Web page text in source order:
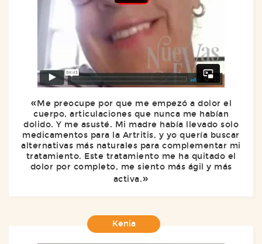
Me preocupe por que me empezó a dolor el
cuerpo, articulaciones que nunca me habían
dolido. Y me asusté. Mi madre había llevado solo
medicamentos para la Artritis, y yo quería buscar
alternativas más naturales para complementar mi
tratamiento. Este tratamiento me ha quitado el
dolor por completo, me siento más ágil y más
activa.
Kenia